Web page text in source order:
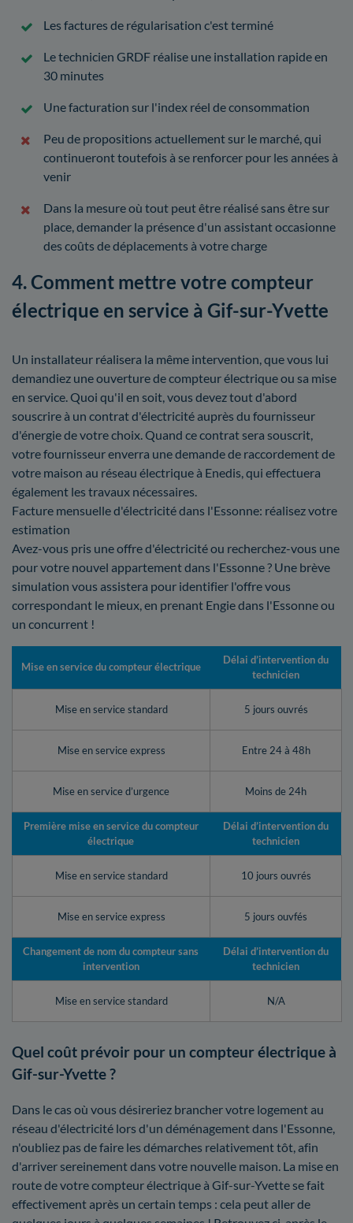
Les factures de régularisation c'est terminé
Le technicien GRDF réalise une installation rapide en
30 minutes
Une facturation sur l'index réel de consommation
Peu de propositions actuellement sur le marché, qui
continueront toutefois à se renforcer pour les années à
venir
Dans la mesure où tout peut être réalisé sans être sur
place, demander la présence d'un assistant occasionne
des coûts de déplacements à votre charge
4. Comment mettre votre compteur
électrique en service à Gif-sur-Yvette
Un installateur réalisera la même intervention, que vous lui
demandiez une ouverture de compteur électrique ou sa mise
en service. Quoi qu'il en soit, vous devez tout d'abord
souscrire à un contrat d'électricité auprès du fournisseur
d'énergie de votre choix. Quand ce contrat sera souscrit,
votre fournisseur enverra une demande de raccordement de
votre maison au réseau électrique à Enedis, qui effectuera
également les travaux nécessaires.
Facture mensuelle d'électricité dans l'Essonne: réalisez votre
estimation
Avez-vous pris une offre d'électricité ou recherchez-vous une
pour votre nouvel appartement dans l'Essonne ? Une brève
simulation vous assistera pour identifier l'offre vous
correspondant le mieux, en prenant Engie dans l'Essonne ou
un concurrent !
Mise en service du compteur électrique
Délai d’intervention du
technicien
Mise en service standard 5 jours ouvrés
Mise en service express Entre 24 à 48h
Mise en service d’urgence Moins de 24h
Première mise en service du compteur
électrique
Délai d’intervention du
technicien
Mise en service standard 10 jours ouvrés
Mise en service express 5 jours ouvfés
Changement de nom du compteur sans
intervention
Délai d’intervention du
technicien
Mise en service standard N/A
Quel coût prévoir pour un compteur électrique à
Gif-sur-Yvette ?
Dans le cas où vous désireriez brancher votre logement au
réseau d'électricité lors d'un déménagement dans l'Essonne,
n'oubliez pas de faire les démarches relativement tôt, afin
d'arriver sereinement dans votre nouvelle maison. La mise en
route de votre compteur électrique à Gif-sur-Yvette se fait
effectivement après un certain temps : cela peut aller de